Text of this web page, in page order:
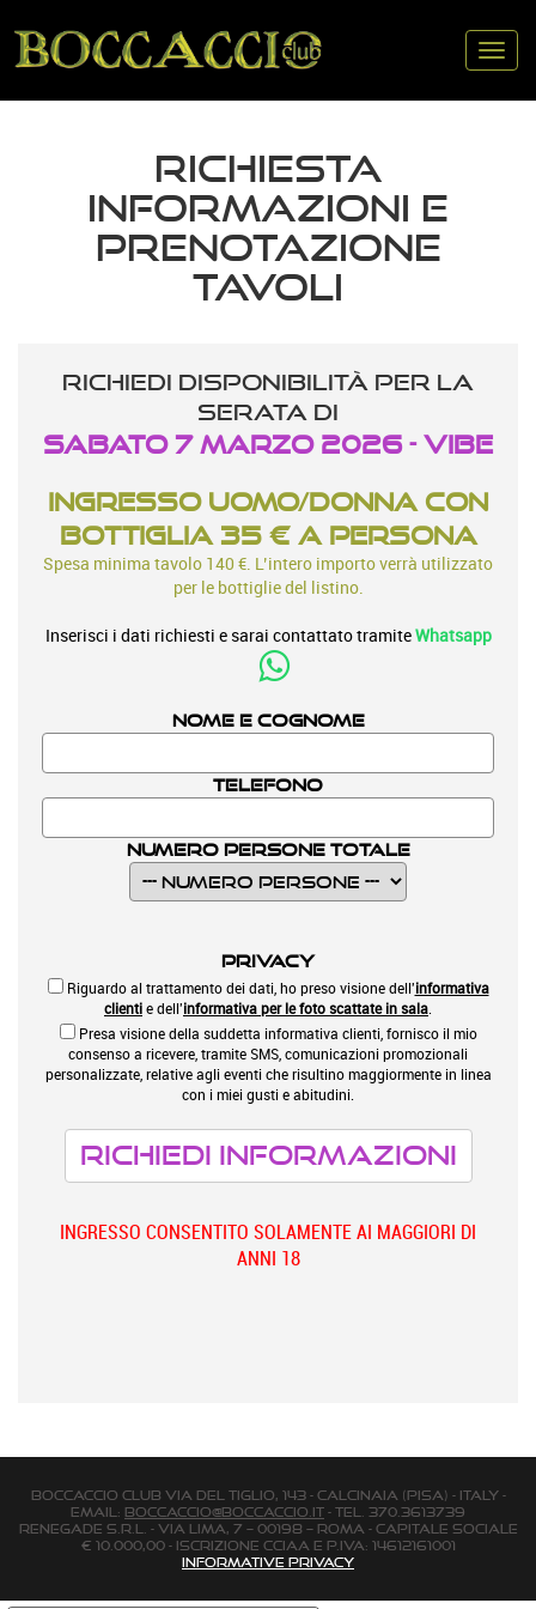
RICHIESTA
INFORMAZIONI E
PRENOTAZIONE
TAVOLI
Richiedi disponibilità per la
serata di
Sabato 7 Marzo 2026 - VIBE
Ingresso uomo/donna con
bottiglia 35 € a persona
Spesa minima tavolo 140 €. L’intero importo verrà utilizzato
per le bottiglie del listino.
Inserisci i dati richiesti e sarai contattato tramiteWhatsapp
Nome e Cognome
Telefono
Numero Persone Totale
Privacy
Riguardo al trattamento dei dati, ho preso visione dell'informativa
clientie dell'informativa per le foto scattate in sala
Presa visione della suddetta informativa clienti, fornisco il mio
consenso a ricevere, tramite SMS, comunicazioni promozionali
personalizzate, relative agli eventi che risultino maggiormente in linea
con i miei gusti e abitudini.
INGRESSO CONSENTITO SOLAMENTE AI MAGGIORI DI
ANNI 18
BOCCACCIO CLUB via Del Tiglio, 143 - Calcinaia (Pisa) - Italy -
email: boccaccio@boccaccio.it - Tel. 370.3613739
Renegade s.r.l. - Via Lima, 7 – 00198 – Roma - Capitale Sociale
€ 10.000,00 - Iscrizione Cciaa e P.Iva: 14612161001
Informative Privacy